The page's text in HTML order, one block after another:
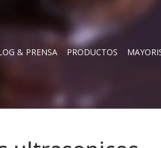
& PRENSA PRODUCTOS